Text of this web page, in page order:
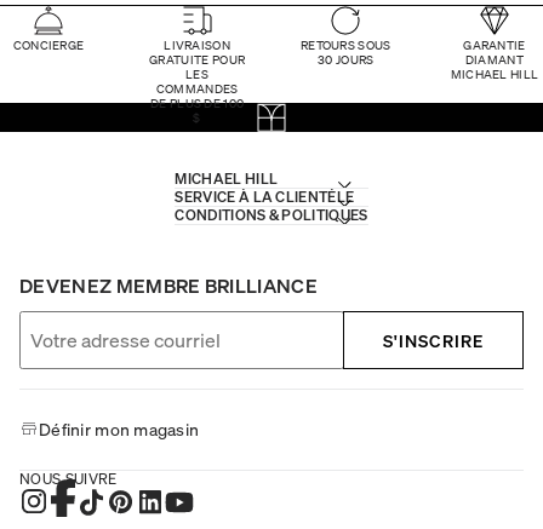
CONCIERGE
LIVRAISON
GRATUITE POUR
LES
COMMANDES
DE PLUS DE 100
$
RETOURS SOUS
30 JOURS
GARANTIE
DIAMANT
MICHAEL HILL
MICHAEL HILL
SERVICE À LA CLIENTÈLE
CONDITIONS & POLITIQUES
DEVENEZ MEMBRE BRILLIANCE
S'INSCRIRE
Définir mon magasin
NOUS SUIVRE